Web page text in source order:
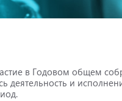
в Годовом общем
деятельность и